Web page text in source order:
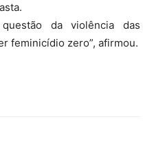
da violência das
feminicídio zero”, afirmou.